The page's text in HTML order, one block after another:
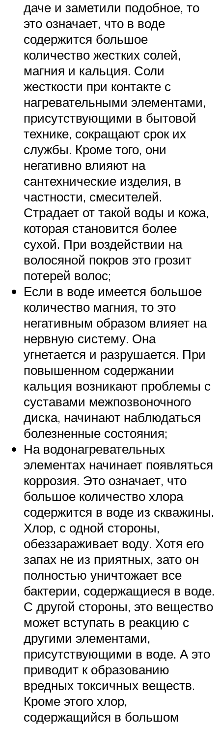
даче и заметили подобное, то
это означает, что в воде
содержится большое
количество жестких солей,
магния и кальция. Соли
жесткости при контакте с
нагревательными элементами,
присутствующими в бытовой
технике, сокращают срок их
службы. Кроме того, они
негативно влияют на
сантехнические изделия, в
частности, смесителей.
Страдает от такой воды и кожа,
которая становится более
сухой. При воздействии на
волосяной покров это грозит
потерей волос;
Если в воде имеется большое
количество магния, то это
негативным образом влияет на
нервную систему. Она
угнетается и разрушается. При
повышенном содержании
кальция возникают проблемы с
суставами межпозвоночного
диска, начинают наблюдаться
болезненные состояния;
На водонагревательных
элементах начинает появляться
коррозия. Это означает, что
большое количество хлора
содержится в воде из скважины.
Хлор, с одной стороны,
обеззараживает воду. Хотя его
запах не из приятных, зато он
полностью уничтожает все
бактерии, содержащиеся в воде.
С другой стороны, это вещество
может вступать в реакцию с
другими элементами,
присутствующими в воде. А это
приводит к образованию
вредных токсичных веществ.
Кроме этого хлор,
содержащийся в большом